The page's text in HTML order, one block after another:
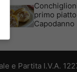
primo
Capodanno
e Partita I.V.A.